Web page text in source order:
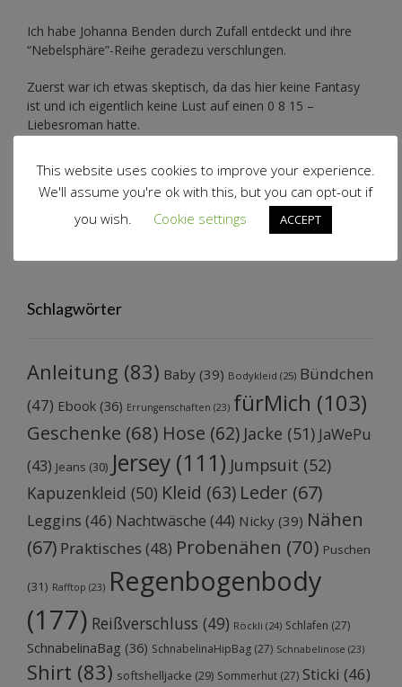
Ich habe Johanna Benden durch Zufall entdeckt und ihre
“Nebelsphäre”-Reihe geradezu verschlungen.
Zuerst war ich etwas skeptisch, da das hier keine Fantasy
ist und ich eigentlich keine Lust auf einen 0 8 15 –
Liebesroman hatte.
Das ist diese Geschichte aber definitiv nicht. Ich mag
Johannas Art ihre Protagonisten zu schildern. Sie zieht einen
sofort in den Bann. Natürlich ist das hier eher leichte Kost,
aber trotzdem ist sie nicht seicht sondern wirklich gut
geschrieben. Der perfekte Roman um einfach mal
Schlagwörter
Anleitung (83) Baby (39) Bodykleid (25) Bündchen
(47) Ebook (36) Errungenschaften (23) fürMich (103)
Geschenke (68) Hose (62) Jacke (51) JaWePu
(43) Jeans (30) Jersey (111) Jumpsuit (52)
Kapuzenkleid (50) Kleid (63) Leder (67)
Leggins (46) Nachtwäsche (44) Nicky (39) Nähen
(67) Praktisches (48) Probenähen (70) Puschen
(31) Rafftop (23) Regenbogenbody
(177) Reißverschluss (49) Röckli (24) Schlafen (27)
SchnabelinaBag (36) SchnabelinaHipBag (27) Schnabelinose (23)
Shirt (83) softshelljacke (29) Sommerhut (27) Sticki (46)
This website uses cookies to improve your experience.
We'll assume you're ok with this, but you can opt-out if
you wish.
Cookie settings ACCEPT